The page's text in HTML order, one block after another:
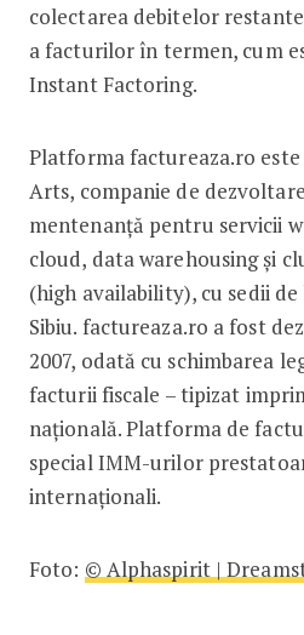
colectarea debitelor
a facturilor în termen, cum
Instant Factoring.
Platforma factureaza.ro
Arts, companie de
mentenanță pentru servicii
cloud, data warehousing și
(high availability), cu sedii
Sibiu. factureaza.ro a fost
2007, odată cu schimbarea
facturii fiscale – tipizat
națională. Platforma de
special IMM-urilor
internaționali.
Foto: © Alphaspirit |